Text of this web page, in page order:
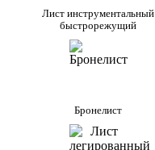
Лист инструментальный
быстрорежущий
Бронелист